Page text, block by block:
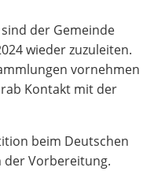
der Gemeinde
wieder zuzuleiten.
vornehmen
Kontakt mit der
beim Deutschen
der Vorbereitung.